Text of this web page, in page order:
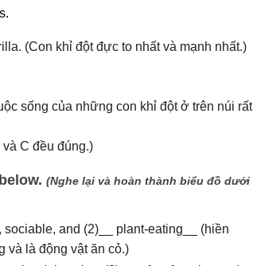
(Con khỉ đột đực to nhất và mạnh nhất.)
sống của những con khỉ đột ở trên núi rất
và C đều đúng.)
(Nghe lại và hoàn thành biểu đồ dưới
sociable, and (2)__ plant-eating__ (hiền
và là động vật ăn cỏ.)